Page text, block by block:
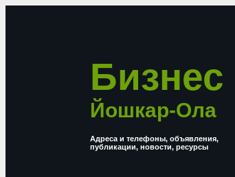
Бизнес
Йошкар-Ола
Адреса и телефоны, объявления,
публикации, новости, ресурсы